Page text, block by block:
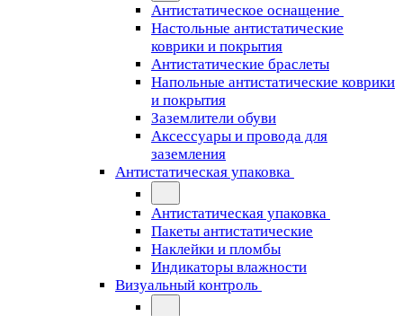
Антистатическое оснащение
Настольные антистатические
коврики и покрытия
Антистатические браслеты
Напольные антистатические коврики
и покрытия
Заземлители обуви
Аксессуары и провода для
заземления
Антистатическая упаковка
Антистатическая упаковка
Пакеты антистатические
Наклейки и пломбы
Индикаторы влажности
Визуальный контроль